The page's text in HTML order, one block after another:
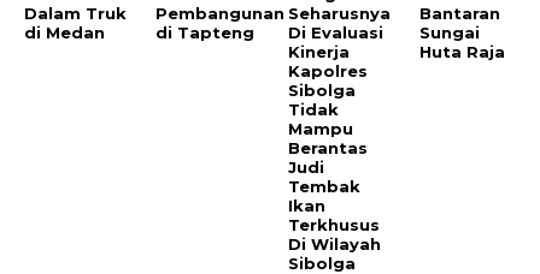
Dalam Truk
di Medan
Pembangunan
di Tapteng
Seharusnya
Di Evaluasi
Kinerja
Kapolres
Sibolga
Tidak
Mampu
Berantas
Judi
Tembak
Ikan
Terkhusus
Di Wilayah
Sibolga
Bantaran
Sungai
Huta Raja